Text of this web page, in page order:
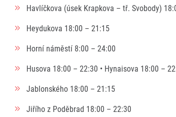
Havlíčkova (úsek Krapkova – tř. Svobody)
Heydukova 18:00 – 21:15
Horní náměstí 8:00 – 24:00
Husova 18:00 – 22:30 • Hynaisova 18:00 –
Jablonského 18:00 – 21:15
Jiřího z Poděbrad 18:00 – 22:30